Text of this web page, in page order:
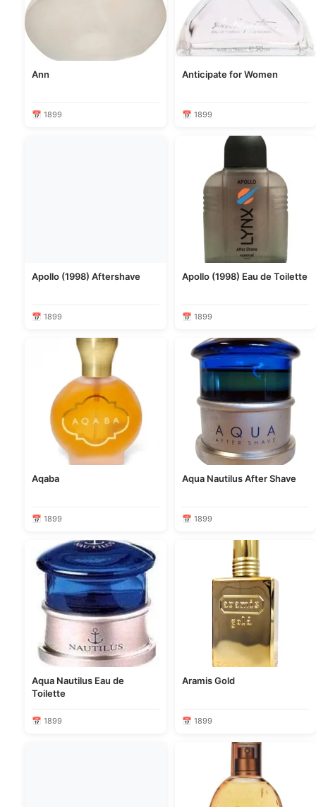
Ann
📅 1899
Anticipate for Women
📅 1899
Apollo (1998) Aftershave
📅 1899
Apollo (1998) Eau de Toilette
📅 1899
Aqaba
📅 1899
Aqua Nautilus After Shave
📅 1899
Aqua Nautilus Eau de
Toilette
📅 1899
Aramis Gold
📅 1899